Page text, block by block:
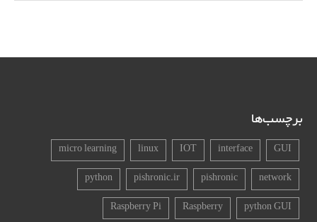
برچسب‌ها
GUI
interface
IOT
linux
micro learning
network
pishronic
pishronic.ir
python
python GUI
Raspberry
Raspberry Pi